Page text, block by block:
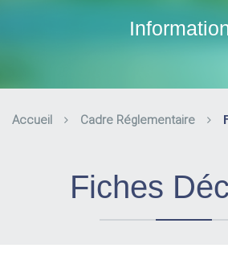
Accueil Cadre Réglementaire
Fiches